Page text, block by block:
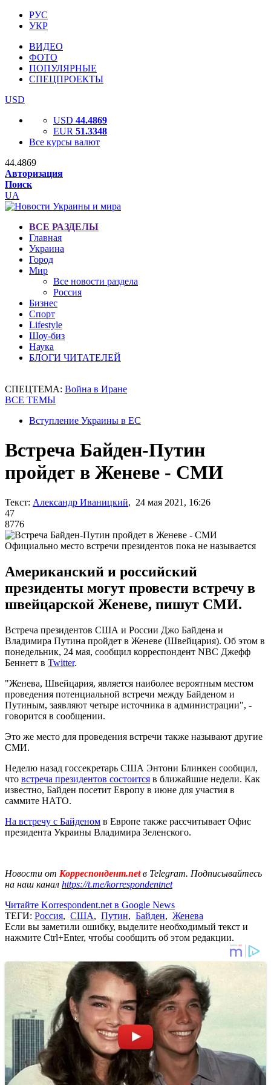
РУС
УКР
ВИДЕО
ФОТО
ПОПУЛЯРНЫЕ
СПЕЦПРОЕКТЫ
USD
USD 44.4869
EUR 51.3348
Все курсы валют
44.4869
Авторизация
Поиск
UA
ВСЕ РАЗДЕЛЫ
Главная
Украина
Город
Мир
Все новости раздела
Россия
Бизнес
Спорт
Lifestyle
Шоу-биз
Наука
БЛОГИ ЧИТАТЕЛЕЙ
СПЕЦТЕМА: Война в Иране
ВСЕ ТЕМЫ
Вступление Украины в ЕС
Встреча Байден-Путин
пройдет в Женеве - СМИ
Текст: Александр Иваницкий, 24 мая 2021, 16:26
47
8776
Официально место встречи президентов пока не называется
Американский и российский
президенты могут провести встречу в
швейцарской Женеве, пишут СМИ.
Встреча президентов США и России Джо Байдена и
Владимира Путина пройдет в Женеве (Швейцария). Об этом в
понедельник, 24 мая, сообщил корреспондент NBC Джефф
Беннетт в Twitter.
"Женева, Швейцария, является наиболее вероятным местом
проведения потенциальной встречи между Байденом и
Путиным, заявляют четыре источника в администрации", -
говорится в сообщении.
Это же место для проведения встречи также называют другие
СМИ.
Неделю назад госсекретарь США Энтони Блинкен сообщил,
что встреча президентов состоится в ближайшие недели. Как
известно, Байден посетит Европу в июне для участия в
саммите НАТО.
На встречу с Байденом в Европе также рассчитывает Офис
президента Украины Владимира Зеленского.
Новости от Корреспондент.netв Telegram. Подписывайтесь
на наш канал https://t.me/korrespondentnet
Читайте Korrespondent.net в Google News
ТЕГИ: Россия, США, Путин, Байден, Женева
Если вы заметили ошибку, выделите необходимый текст и
нажмите Ctrl+Enter, чтобы сообщить об этом редакции.